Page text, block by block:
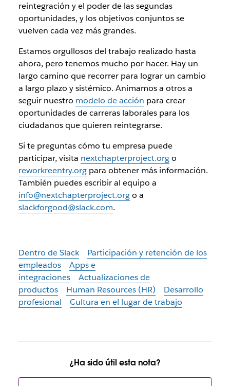
reintegración y el poder de las segundas
oportunidades, y los objetivos conjuntos se
vuelven cada vez más grandes.
Estamos orgullosos del trabajo realizado hasta
ahora, pero tenemos mucho por hacer. Hay un
largo camino que recorrer para lograr un cambio
a largo plazo y sistémico. Animamos a otros a
seguir nuestro modelo de acción para crear
oportunidades de carreras laborales para los
ciudadanos que quieren reintegrarse.
Si te preguntas cómo tu empresa puede
participar, visita nextchapterproject.orgo
reworkreentry.orgpara obtener más información.
También puedes escribir al equipo a
info@nextchapterproject.orgo a
slackforgood@slack.com.
Dentro de Slack
Participación y retención de los
empleados
Apps e
integraciones
Actualizaciones de
productos
Human Resources (HR)
Desarrollo
profesional
Cultura en el lugar de trabajo
¿Ha sido útil esta nota?